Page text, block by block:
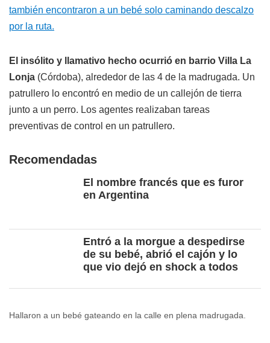
también encontraron a un bebé solo caminando descalzo
por la ruta.
El insólito y llamativo hecho ocurrió en barrio Villa La
Lonja (Córdoba), alrededor de las 4 de la madrugada. Un
patrullero lo encontró en medio de un callejón de tierra
junto a un perro. Los agentes realizaban tareas
preventivas de control en un patrullero.
Recomendadas
El nombre francés que es furor
en Argentina
Entró a la morgue a despedirse
de su bebé, abrió el cajón y lo
que vio dejó en shock a todos
Hallaron a un bebé gateando en la calle en plena madrugada.